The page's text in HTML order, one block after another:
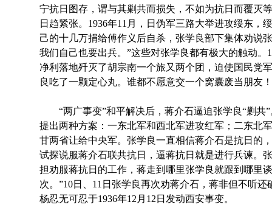
宁抗日图存，谓与其剿共而损失，不如为抗日而覆灭
日趋紧张。1936年11月，日伪军三路大举进攻绥东，
己的十几万捐给傅作义后自杀，张学良部下集体劝说
我们自己也要出兵。”这些对张学良都有极大的触动。
净利落地歼灭了胡宗南一个旅又两个团，迫使国民党
良吃了一颗定心丸。谁都不愿意交一个窝囊废当朋友！
“两广事变”和平解决后，蒋介石逼迫张学良“剿共”
提出两种方案：一东北军和西北军进攻红军；二东北
甘两省让给中央军。张学良一直相信蒋介石是抗日的
试探说服蒋介石联共抗日，逼蒋抗日就是进行兵谏。
担劝服蒋抗日的工作，蒋走到哪里张学良就跟到哪里
次。”10日、11日张学良再次劝蒋介石，蒋非但不听
杨忍无可忍于1936年12月12日发动西安事变。